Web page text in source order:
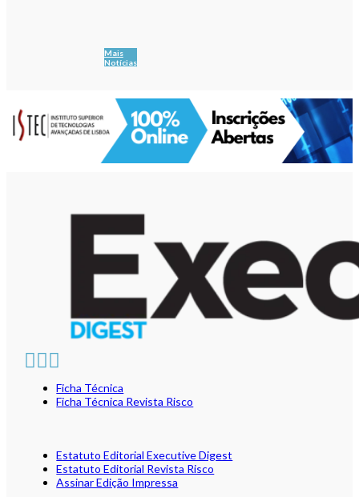
Mais
Notícias
Ficha Técnica
Ficha Técnica Revista Risco
Estatuto Editorial Executive Digest
Estatuto Editorial Revista Risco
Assinar Edição Impressa